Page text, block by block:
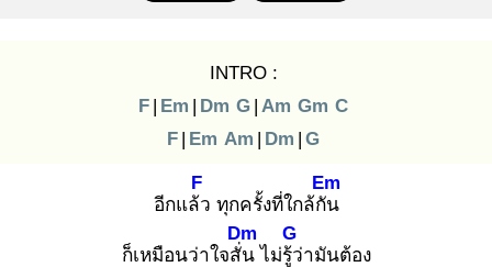
INTRO :
F | Em | Dm G | Am Gm C
F | Em Am | Dm | G
อีกแล้ว
F
ทุกครั้งที่ใกล้กัน
Em
ก็เหมือนว่าใจสั่น
Dm
ไม่รู้ว่
G
ามันต้อง